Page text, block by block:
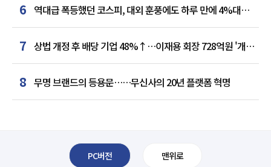
6 역대급 폭등했던 코스피, 대외 훈풍에도 하루 만에 4%대
급락
7 상법 개정 후 배당 기업 48%↑…이재용 회장 728억원 '개인
최다'
8 무명 브랜드의 등용문……무신사의 20년 플랫폼 혁명
PC버전 맨위로